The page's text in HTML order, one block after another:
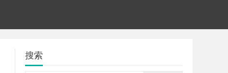
搜索